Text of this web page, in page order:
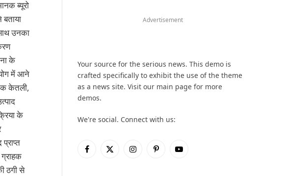
ब्‍यूरो
उनका
के
में आने
केतली,
के
ग्राहक
ठगी से
Advertisement
Your source for the serious news. This demo is
crafted specifically to exhibit the use of the theme
as a news site. Visit our main page for more
demos.
We're social. Connect with us:
Facebook
X
InstagramPinterestYouTube